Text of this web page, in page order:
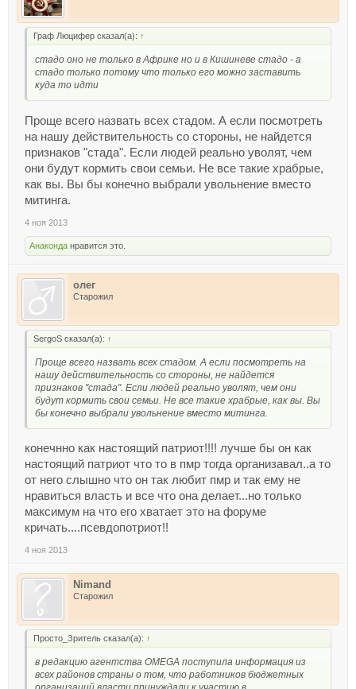
Граф Люцифер сказал(а): ↑
стадо оно не только в Африке но и в Кишиневе стадо - а
стадо только потому что только его можно заставить
куда то идти
Проще всего назвать всех стадом. А если посмотреть
на нашу действительность со стороны, не найдется
признаков "стада". Если людей реально уволят, чем
они будут кормить свои семьи. Не все такие храбрые,
как вы. Вы бы конечно выбрали увольнение вместо
митинга.
4 ноя 2013
Анаконда нравится это.
олег
Старожил
SergoS сказал(а): ↑
Проще всего назвать всех стадом. А если посмотреть на
нашу действительность со стороны, не найдется
признаков "стада". Если людей реально уволят, чем они
будут кормить свои семьи. Не все такие храбрые, как вы. Вы
бы конечно выбрали увольнение вместо митинга.
конечнно как настоящий патриот!!!! лучше бы он как
настоящий патриот что то в пмр тогда организавал..а то
от него слышно что он так любит пмр и так ему не
нравиться власть и все что она делает...но только
максимум на что его хватает это на форуме
кричать....псевдопотриот!!
4 ноя 2013
Nimand
Старожил
Просто_Зритель сказал(а): ↑
в редакцию агентства OMEGA поступила информация из
всех районов страны о том, что работников бюджетных